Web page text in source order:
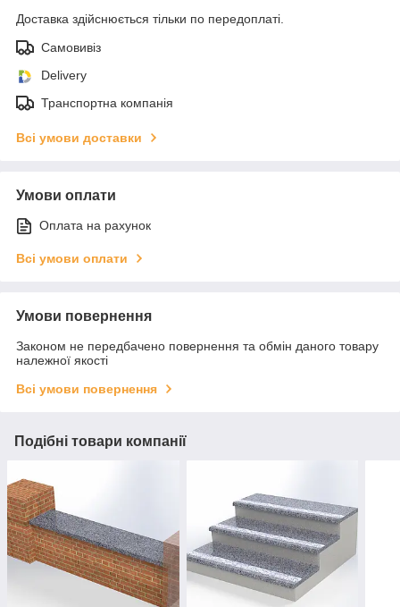
Доставка здійснюється тільки по передоплаті.
Самовивіз
Delivery
Транспортна компанія
Всі умови доставки
Умови оплати
Оплата на рахунок
Всі умови оплати
Умови повернення
Законом не передбачено повернення та обмін даного товару
належної якості
Всі умови повернення
Подібні товари компанії